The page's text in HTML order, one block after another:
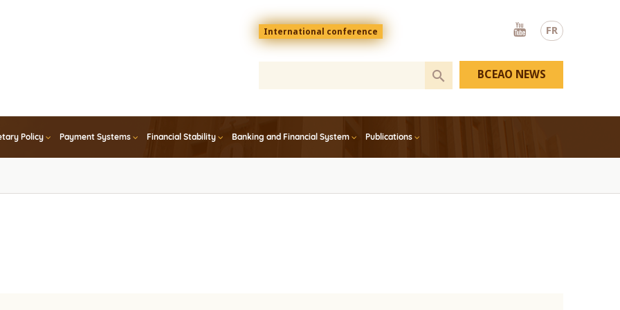
FR
Menu
top
En
International conference
Youtube
Policy Payment Systems Financial Stability Banking and Financial System Publications
BCEAO NEWS